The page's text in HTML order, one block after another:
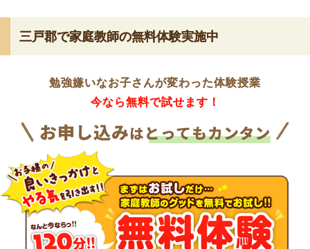
三戸郡で家庭教師の無料体験実施中
勉強嫌いなお子さんが変わった体験授業
今なら無料で試せます！